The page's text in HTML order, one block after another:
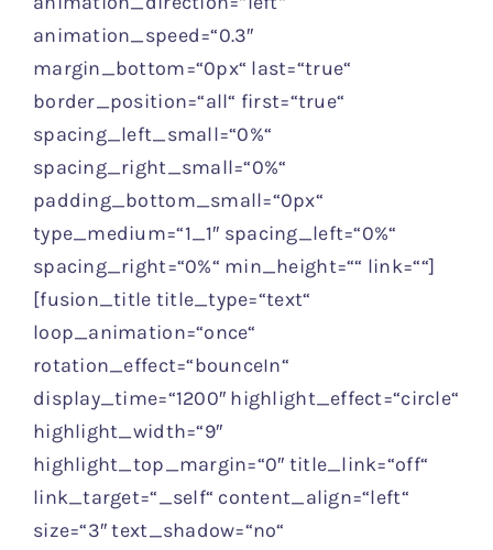
animation_speed=“0.3″
margin_bottom=“0px“ last=“true“
border_position=“all“ first=“true“
spacing_left_small=“0%“
spacing_right_small=“0%“
padding_bottom_small=“0px“
type_medium=“1_1″ spacing_left=“0%“
spacing_right=“0%“ min_height=““ link=““]
[fusion_title title_type=“text“
loop_animation=“once“
rotation_effect=“bounceIn“
display_time=“1200″ highlight_effect=“circle“
highlight_width=“9″
highlight_top_margin=“0″ title_link=“off“
link_target=“_self“ content_align=“left“
size=“3″ text_shadow=“no“